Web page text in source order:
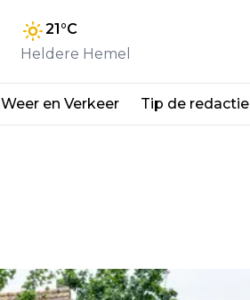
21°C
Heldere Hemel
Weer en Verkeer Tip de redactie